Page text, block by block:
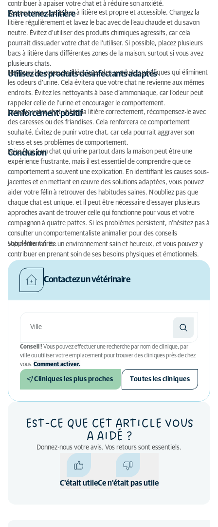
contribuer à apaiser votre chat et à réduire son anxiété.
Entretenez la litière
Assurez-vous que le bac à litière est propre et accessible. Changez la
litière régulièrement et lavez le bac avec de l’eau chaude et du savon
neutre. Évitez d'utiliser des produits chimiques agressifs, car cela
pourrait dissuader votre chat de l'utiliser. Si possible, placez plusieurs
bacs à litière dans différentes zones de la maison, surtout si vous avez
plusieurs chats.
Utilisez des produits désinfectants adaptés
Nettoyez les zones souillées avec des produits spécifiques qui éliminent
les odeurs d'urine. Cela évitera que votre chat ne revienne aux mêmes
endroits. Évitez les nettoyants à base d’ammoniaque, car l’odeur peut
rappeler celle de l’urine et encourager le comportement.
Renforcement positif
Lorsque votre chat utilise sa litière correctement, récompensez-le avec
des caresses ou des friandises. Cela renforcera ce comportement
souhaité. Évitez de punir votre chat, car cela pourrait aggraver son
stress et ses problèmes de comportement.
Conclusion
Faire face à un chat qui urine partout dans la maison peut être une
expérience frustrante, mais il est essentiel de comprendre que ce
comportement a souvent une explication. En identifiant les causes sous-
jacentes et en mettant en œuvre des solutions adaptées, vous pouvez
aider votre félin à retrouver des habitudes saines. N'oubliez pas que
chaque chat est unique, et il peut être nécessaire d'essayer plusieurs
approches avant de trouver celle qui fonctionne pour vous et votre
compagnon à quatre pattes. Si les problèmes persistent, n'hésitez pas à
consulter un comportementaliste animalier pour des conseils
supplémentaires.
Votre félin mérite un environnement sain et heureux, et vous pouvez y
contribuer en prenant soin de ses besoins physiques et émotionnels.
Contactez un vétérinaire
Conseil ! Vous pouvez effectuer une recherche par nom de clinique, par
ville ou utiliser votre emplacement pour trouver des cliniques près de chez
vous. Comment activer.
Cliniques les plus proches Toutes les cliniques
EST-CE QUE CET ARTICLE VOUS
A AIDÉ ?
Donnez-nous votre avis. Vos retours sont essentiels.
C'était utileCe n'était pas utile